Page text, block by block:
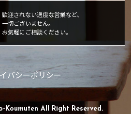
歓迎されない過度な営業など、
一切ございません。
お気軽にご相談ください。
バシーポリシー
All Right Reserved.